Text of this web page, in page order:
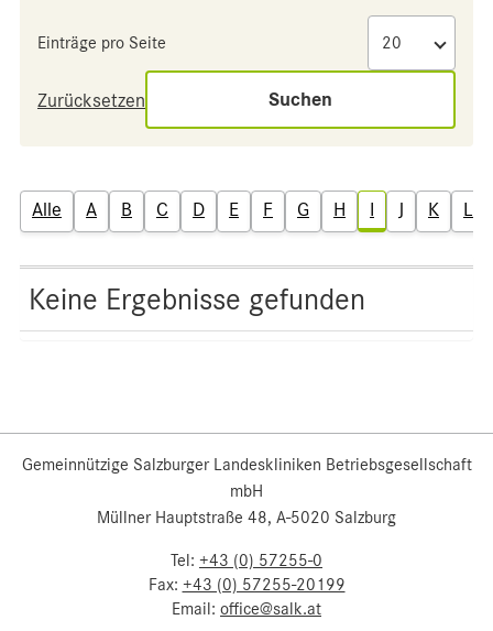
Einträge pro Seite
Zurücksetzen Suchen
Alle A B C D E F G H I J K L
Keine Ergebnisse gefunden
Gemeinnützige Salzburger Landeskliniken Betriebsgesellschaft
mbH
Müllner Hauptstraße 48, A-5020 Salzburg
Tel: +43 (0) 57255-0
Fax: +43 (0) 57255-20199
Email: office@salk.at